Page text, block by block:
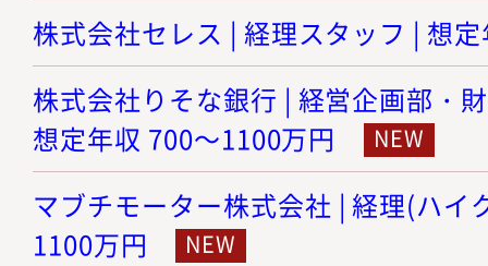
株式会社セレス | 経理スタッフ | 想
株式会社りそな銀行 | 経営企画部・
想定年収 700～1100万円
マブチモーター株式会社 | 経理(ハイ
1100万円